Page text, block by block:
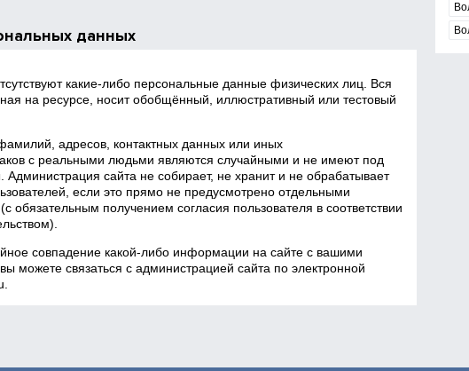
данных
какие‑либо персональные данные физических лиц. Вся
на ресурсе, носит обобщённый, иллюстративный или тестовый
адресов, контактных данных или иных
с реальными людьми являются случайными и не имеют под
Администрация сайта не собирает, не хранит и не обрабатывает
если это прямо не предусмотрено отдельными
обязательным получением согласия пользователя в соответствии
совпадение какой‑либо информации на сайте с вашими
можете связаться с администрацией сайта по электронной